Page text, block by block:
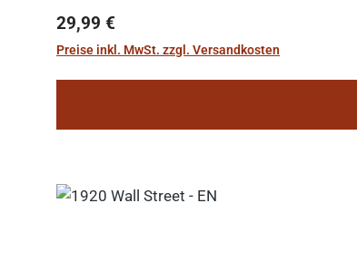
Regulärer Preis:
29,99 €
Preise inkl. MwSt. zzgl. Versandkosten